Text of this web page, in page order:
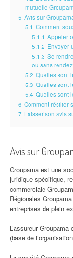
mutuelle
5 Avis sur
5.1 Comment
5.1.1 Appeler
5.1.2 Envoyer
5.1.3 Se
ou sans
5.2 Quelles sont
5.3 Quelles sont
5.4 Quelles sont
6 Comment résilier
7 Laisser son avis
Avis sur
Groupama est une
juridique spécifique,
commerciale
Régionales
entreprises de plein
L’assureur
(base de